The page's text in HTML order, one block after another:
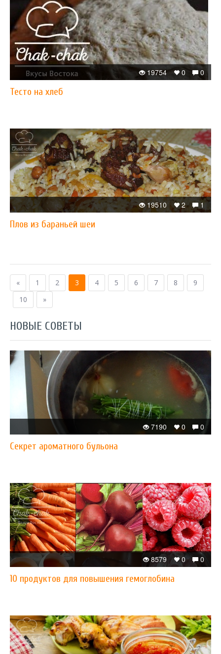
0
0
19754
Тесто на хлеб
1
2
19510
Плов из бараньей шеи
« 1 2 3 4 5 6 7 8
9
10
»
НОВЫЕ СОВЕТЫ
0
0
7190
Секрет ароматного бульона
0
0
8579
10 продуктов для повышения гемоглобина